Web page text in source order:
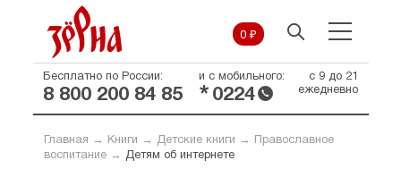
0 ₽
Бесплатно по России:
8 800 200 84 85
и с мобильного:
* 0224
с 9 до 21
ежедневно
Главная → Книги → Детские книги →
Православное
воспитание→ Детям об интернете